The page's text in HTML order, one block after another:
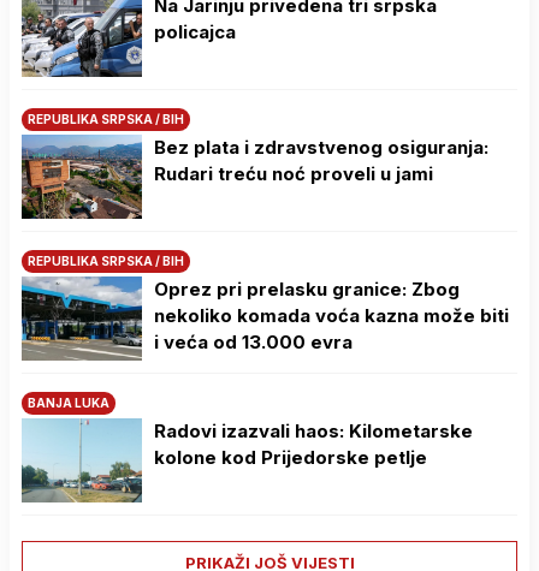
Na Јarinju privedena tri srpska
policajca
REPUBLIKA SRPSKA / BIH
Bez plata i zdravstvenog osiguranja:
Rudari treću noć proveli u jami
REPUBLIKA SRPSKA / BIH
Oprez pri prelasku granice: Zbog
nekoliko komada voća kazna može biti
i veća od 13.000 evra
BANJA LUKA
Radovi izazvali haos: Kilometarske
kolone kod Prijedorske petlje
PRIKAŽI JOŠ VIJESTI